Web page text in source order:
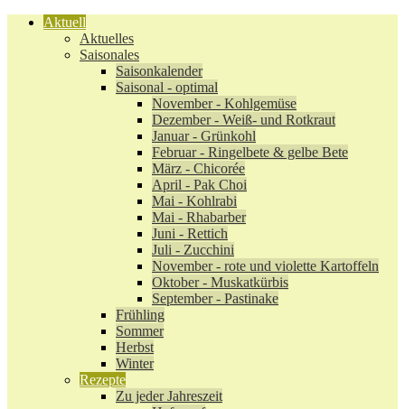
Aktuell
Aktuelles
Saisonales
Saisonkalender
Saisonal - optimal
November - Kohlgemüse
Dezember - Weiß- und Rotkraut
Januar - Grünkohl
Februar - Ringelbete & gelbe Bete
März - Chicorée
April - Pak Choi
Mai - Kohlrabi
Mai - Rhabarber
Juni - Rettich
Juli - Zucchini
November - rote und violette Kartoffeln
Oktober - Muskatkürbis
September - Pastinake
Frühling
Sommer
Herbst
Winter
Rezepte
Zu jeder Jahreszeit